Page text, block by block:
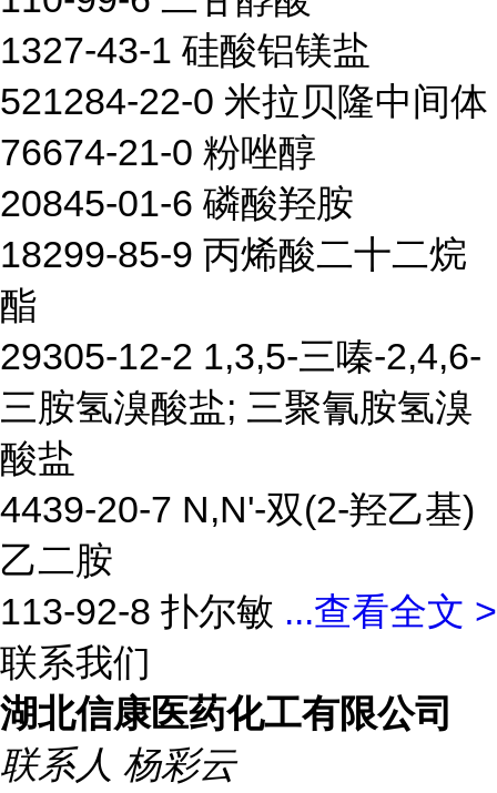
1327-43-1 硅酸铝镁盐
521284-22-0 米拉贝隆中间体
76674-21-0 粉唑醇
20845-01-6 磷酸羟胺
18299-85-9 丙烯酸二十二烷
酯
29305-12-2 1,3,5-三嗪-2,4,6-
三胺氢溴酸盐; 三聚氰胺氢溴
酸盐
4439-20-7 N,N'-双(2-羟乙基)
乙二胺
113-92-8 扑尔敏 ...查看全文 >
联系我们
湖北信康医药化工有限公司
联系人 杨彩云